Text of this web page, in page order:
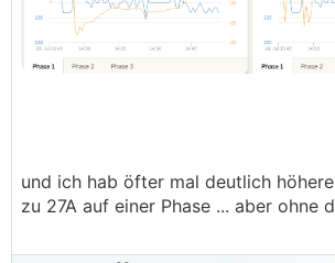
und ich hab öfter mal deutlich
zu 27A auf einer Phase ... aber ohne